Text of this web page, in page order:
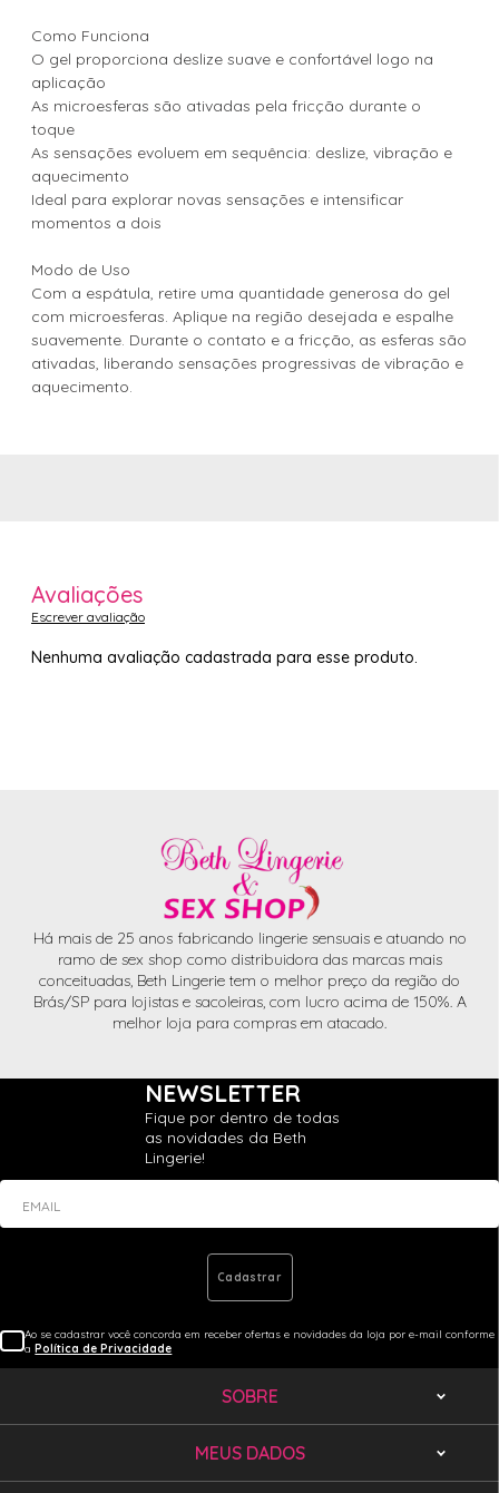
Como Funciona
O gel proporciona deslize suave e confortável logo na
aplicação
As microesferas são ativadas pela fricção durante o
toque
As sensações evoluem em sequência: deslize, vibração e
aquecimento
Ideal para explorar novas sensações e intensificar
momentos a dois
Modo de Uso
Com a espátula, retire uma quantidade generosa do gel
com microesferas. Aplique na região desejada e espalhe
suavemente. Durante o contato e a fricção, as esferas são
ativadas, liberando sensações progressivas de vibração e
aquecimento.
Avaliações
Escrever avaliação
Nenhuma avaliação cadastrada para esse produto.
Há mais de 25 anos fabricando lingerie sensuais e atuando no
ramo de sex shop como distribuidora das marcas mais
conceituadas, Beth Lingerie tem o melhor preço da região do
Brás/SP para lojistas e sacoleiras, com lucro acima de 150%. A
melhor loja para compras em atacado.
NEWSLETTER
Fique por dentro de todas
as novidades da Beth
Lingerie!
EMAIL
Cadastrar
Ao se cadastrar você concorda em receber ofertas e novidades da loja por e-mail conforme
aPolítica de Privacidade
SOBRE
MEUS DADOS